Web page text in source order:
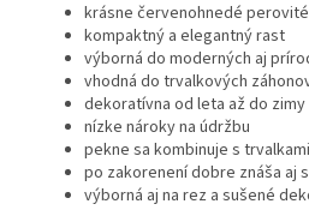
krásne červenohnedé
kompaktný a elegantný rast
výborná do moderných aj
vhodná do trvalkových
dekoratívna od leta až do zimy
nízke nároky na údržbu
pekne sa kombinuje s
po zakorenení dobre znáša aj
výborná aj na rez a sušené